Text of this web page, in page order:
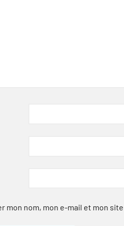
mon nom, mon e-mail et mon